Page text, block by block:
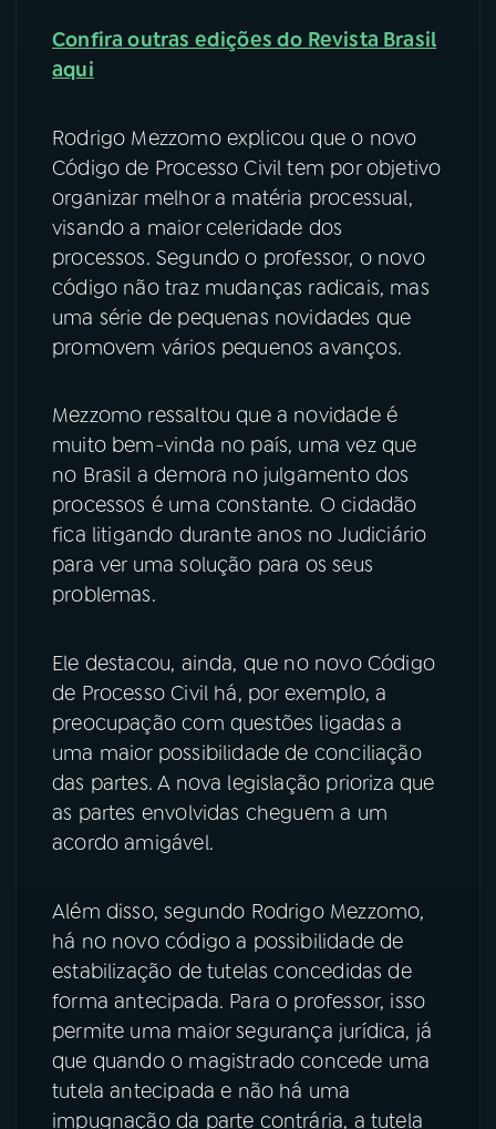
Confira outras edições do Revista Brasil
aqui
Rodrigo Mezzomo explicou que o novo
Código de Processo Civil tem por objetivo
organizar melhor a matéria processual,
visando a maior celeridade dos
processos. Segundo o professor, o novo
código não traz mudanças radicais, mas
uma série de pequenas novidades que
promovem vários pequenos avanços.
Mezzomo ressaltou que a novidade é
muito bem-vinda no país, uma vez que
no Brasil a demora no julgamento dos
processos é uma constante. O cidadão
fica litigando durante anos no Judiciário
para ver uma solução para os seus
problemas.
Ele destacou, ainda, que no novo Código
de Processo Civil há, por exemplo, a
preocupação com questões ligadas a
uma maior possibilidade de conciliação
das partes. A nova legislação prioriza que
as partes envolvidas cheguem a um
acordo amigável.
Além disso, segundo Rodrigo Mezzomo,
há no novo código a possibilidade de
estabilização de tutelas concedidas de
forma antecipada. Para o professor, isso
permite uma maior segurança jurídica, já
que quando o magistrado concede uma
tutela antecipada e não há uma
impugnação da parte contrária, a tutela